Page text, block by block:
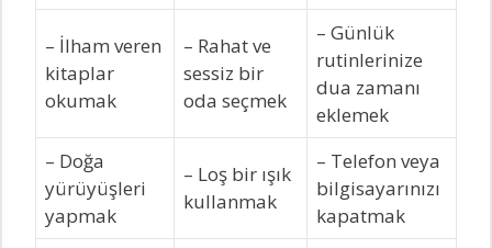
– İlham veren
kitaplar
okumak
– Rahat ve
sessiz bir
oda seçmek
– Günlük
rutinlerinize
dua zamanı
eklemek
– Doğa
yürüyüşleri
yapmak
– Loş bir ışık
kullanmak
– Telefon veya
bilgisayarınızı
kapatmak